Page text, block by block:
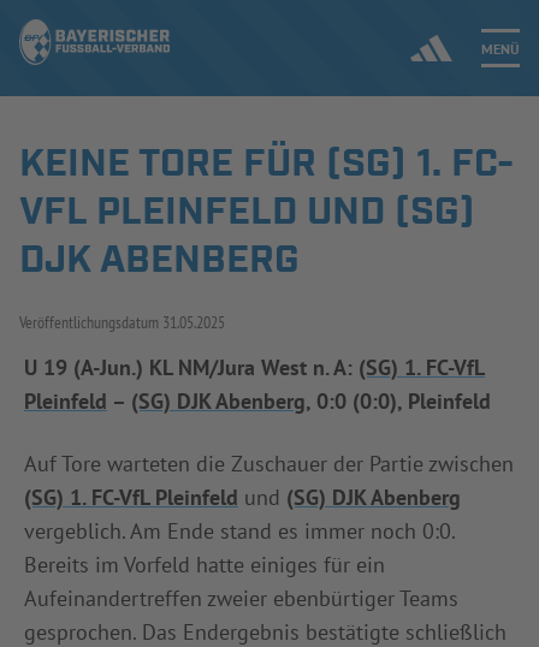
MENÜ
Jetzt einloggen
ERGEBNISSE & WETTBEWERBE
SPIELBETRIEB & VERBANDSLEBEN
AUSBILDUNG & FÖRDERUNG
DER VERBAND
INFOTHEK SPIELPLUS
KEINE TORE FÜR (SG) 1. FC-
VFL PLEINFELD UND (SG)
DJK ABENBERG
Veröffentlichungsdatum 31.05.2025
U 19 (A-Jun.) KL NM/Jura West n. A: (SG) 1. FC-VfL
Pleinfeld – (SG) DJK Abenberg, 0:0 (0:0), Pleinfeld
Auf Tore warteten die Zuschauer der Partie zwischen
(SG) 1. FC-VfL Pleinfeld und (SG) DJK Abenberg
vergeblich. Am Ende stand es immer noch 0:0.
Bereits im Vorfeld hatte einiges für ein
Aufeinandertreffen zweier ebenbürtiger Teams
gesprochen. Das Endergebnis bestätigte schließlich